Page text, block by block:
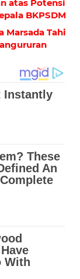
atas Potensi
BKPSDM
Marsada Tahi